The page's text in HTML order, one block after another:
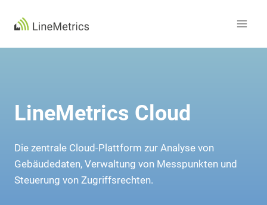
Inhalt
LineMetrics Cloud
Die zentrale Cloud-Plattform zur Analyse von
Gebäudedaten, Verwaltung von Messpunkten und
Steuerung von Zugriffsrechten.